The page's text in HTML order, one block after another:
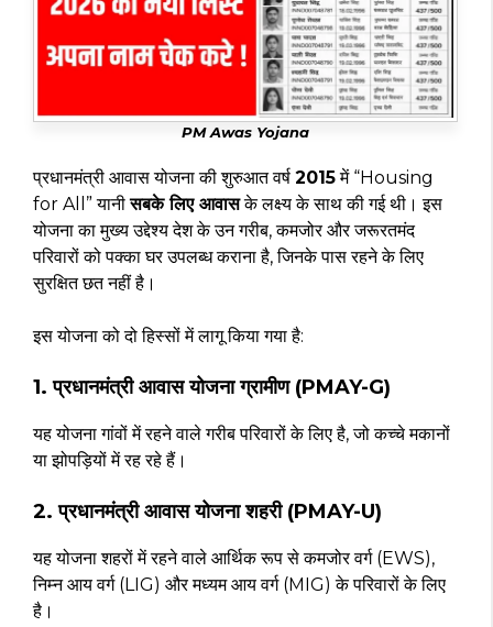
PM Awas Yojana
प्रधानमंत्री आवास योजना की शुरुआत वर्ष 2015में “Housing
for All” यानीसबके लिए आवासके लक्ष्य के साथ की गई थी। इस
योजना का मुख्य उद्देश्य देश के उन गरीब, कमजोर और जरूरतमंद
परिवारों को पक्का घर उपलब्ध कराना है, जिनके पास रहने के लिए
सुरक्षित छत नहीं है।
इस योजना को दो हिस्सों में लागू किया गया है:
1. प्रधानमंत्री आवास योजना ग्रामीण (PMAY-G)
यह योजना गांवों में रहने वाले गरीब परिवारों के लिए है, जो कच्चे मकानों
या झोपड़ियों में रह रहे हैं।
2. प्रधानमंत्री आवास योजना शहरी (PMAY-U)
यह योजना शहरों में रहने वाले आर्थिक रूप से कमजोर वर्ग (EWS),
निम्न आय वर्ग (LIG) और मध्यम आय वर्ग (MIG) के परिवारों के लिए
है।